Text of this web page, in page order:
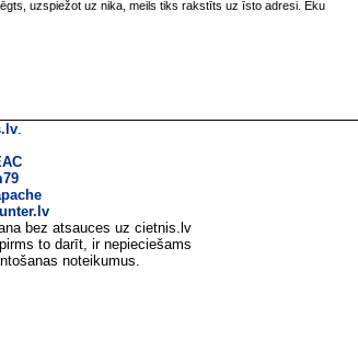
uzspiežot uz nika, meils tiks rakstīts uz īsto adresi. Eku
.
bez atsauces uz cietnis.lv
to darīt, ir nepieciešams
noteikumus.